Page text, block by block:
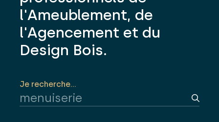
l'Ameublement, de
l'Agencement et du
Design Bois.
Je recherche...